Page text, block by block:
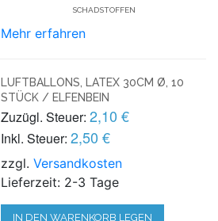
SCHADSTOFFEN
Mehr erfahren
LUFTBALLONS, LATEX 30CM Ø, 10
STÜCK / ELFENBEIN
Zuzügl. Steuer: 2,10 €
Inkl. Steuer: 2,50 €
zzgl.Versandkosten
Lieferzeit: 2-3 Tage
IN DEN WARENKORB LEGEN